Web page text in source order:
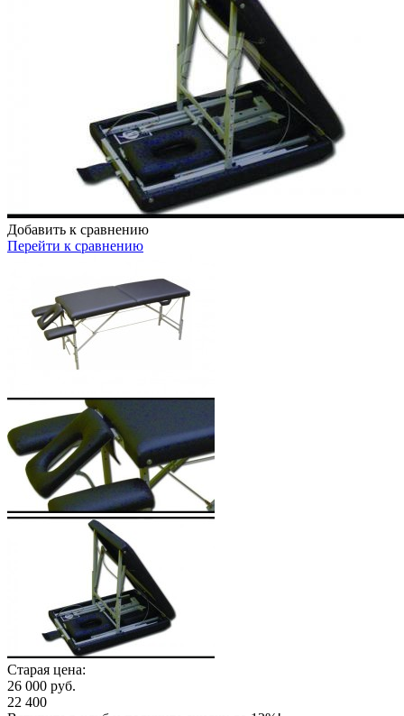
Добавить к сравнению
Перейти к сравнению
Старая цена:
26 000 руб.
22 400